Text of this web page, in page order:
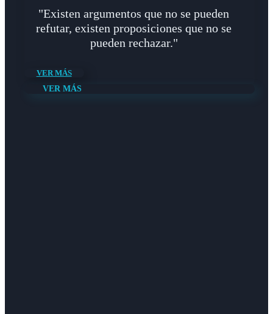
"Existen argumentos que no se pueden
refutar, existen proposiciones que no se
pueden rechazar."
VER MÁS
VER MÁS